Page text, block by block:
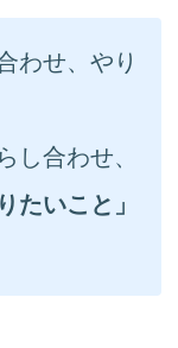
わせ、やり
し合わせ、
たいこと」